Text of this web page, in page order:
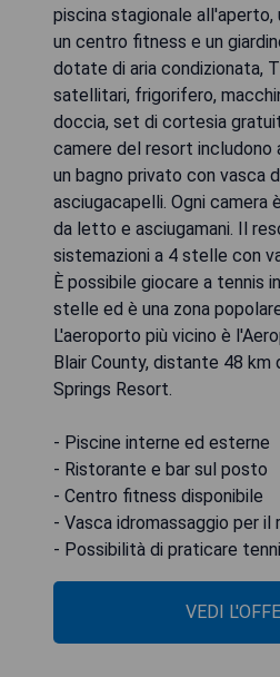
piscina stagionale all'aperto,
un centro fitness e un
dotate di aria condizionata,
satellitari, frigorifero,
doccia, set di cortesia
camere del resort includono
un bagno privato con vasca
asciugacapelli. Ogni camera
da letto e asciugamani. Il
sistemazioni a 4 stelle con
È possibile giocare a tennis
stelle ed è una zona
L'aeroporto più vicino è
Blair County, distante 48 km
Springs Resort.
- Piscine interne ed esterne
- Ristorante e bar sul posto
- Centro fitness disponibile
- Vasca idromassaggio per il
- Possibilità di praticare
VEDI